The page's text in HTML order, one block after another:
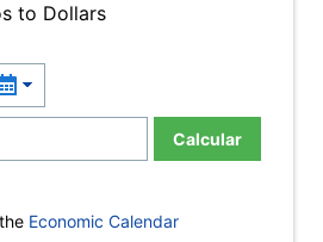
to Dollars
Calcular
Economic Calendar